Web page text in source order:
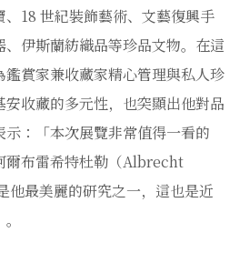
18 世紀裝飾藝術、文藝復興手
伊斯蘭紡織品等珍品文物。在這
賞家兼收藏家精心管理與私人珍
收藏的多元性，也突顯出他對品
：「本次展覽非常值得一看的
爾布雷希特杜勒（Albrecht
最美麗的研究之一，這也是近